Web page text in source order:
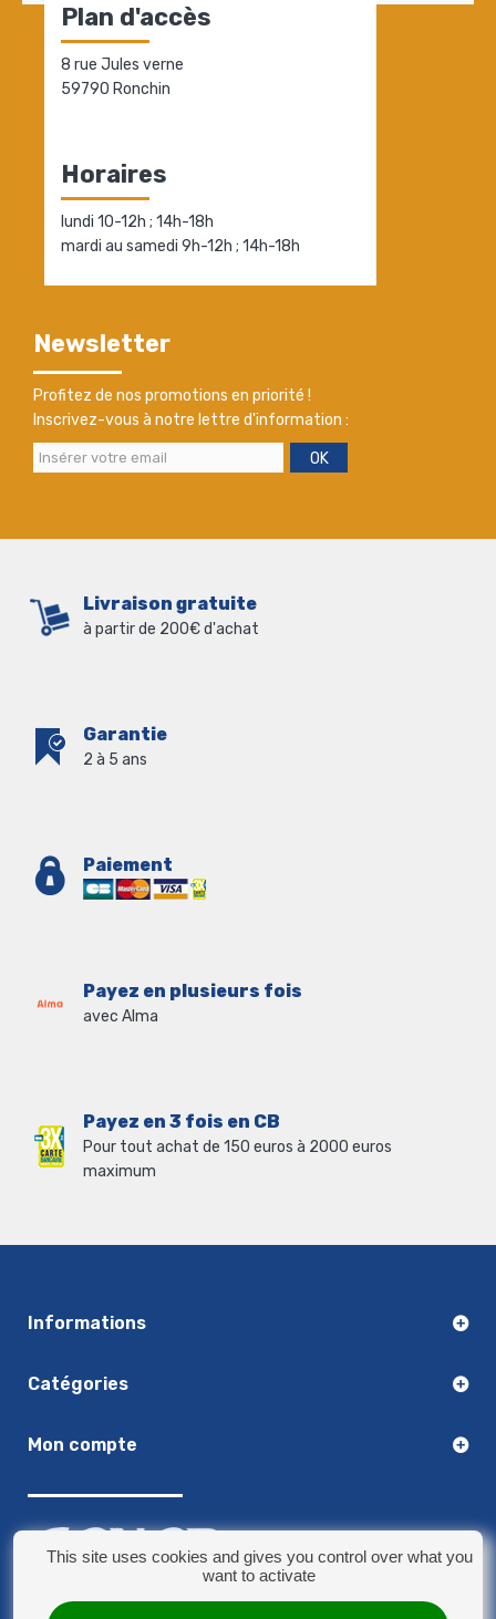
Plan d'accès
8 rue Jules verne
59790 Ronchin
Horaires
lundi 10-12h ; 14h-18h
mardi au samedi 9h-12h ; 14h-18h
Newsletter
Profitez de nos promotions en priorité !
Inscrivez-vous à notre lettre d'information :
OK
Livraison gratuite
à partir de 200€ d'achat
Garantie
2 à 5 ans
Paiement
Payez en plusieurs fois
avec Alma
Payez en 3 fois en CB
Pour tout achat de 150 euros à 2000 euros
maximum
Informations
Catégories
Mon compte
This site uses cookies and gives you control over what you
want to activate